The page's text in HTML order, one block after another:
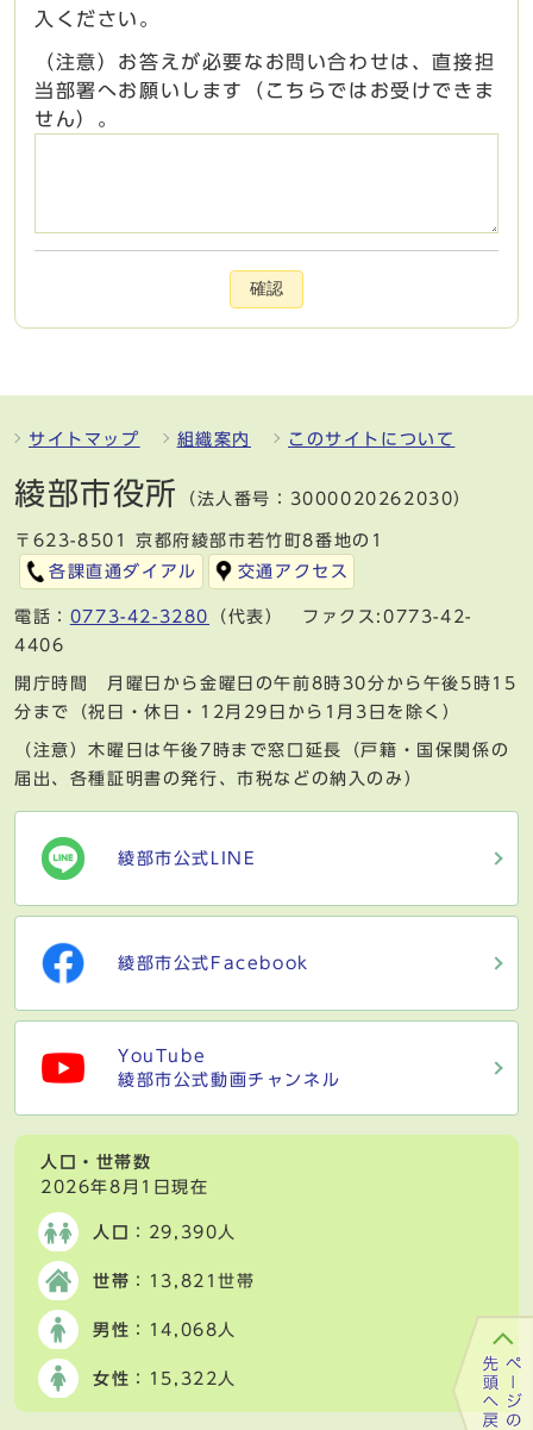
入ください。
（注意）お答えが必要なお問い合わせは、直接担
当部署へお願いします（こちらではお受けできま
せん）。
確認
サイトマップ 組織案内 このサイトについて
綾部市役所 （法人番号：3000020262030）
〒623-8501 京都府綾部市若竹町8番地の1
各課直通ダイアル
交通アクセス
電話： 0773-42-3280
（代表） ファクス:0773-42-
4406
開庁時間 月曜日から金曜日の午前8時30分から午後5時15
分まで（祝日・休日・12月29日から1月3日を除く）
（注意）木曜日は午後7時まで窓口延長（戸籍・国保関係の
届出、各種証明書の発行、市税などの納入のみ）
綾部市公式LINE
綾部市公式Facebook
YouTube
綾部市公式動画チャンネル
人口・世帯数
2026年8月1日現在
人口 ：29,390人
世帯 ：13,821世帯
男性 ：14,068人
女性 ：15,322人